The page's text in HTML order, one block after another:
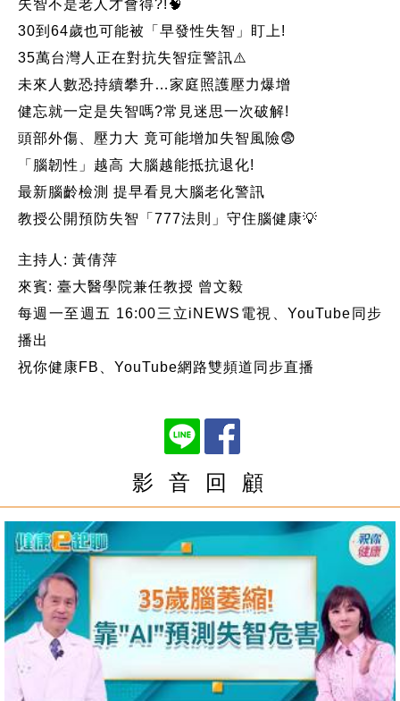
失智不是老人才會得?!🧠
30到64歲也可能被「早發性失智」盯上!
35萬台灣人正在對抗失智症警訊⚠️
未來人數恐持續攀升…家庭照護壓力爆增
健忘就一定是失智嗎?常見迷思一次破解!
頭部外傷、壓力大 竟可能增加失智風險😨
「腦韌性」越高 大腦越能抵抗退化!
最新腦齡檢測 提早看見大腦老化警訊
教授公開預防失智「777法則」守住腦健康💡
主持人: 黃倩萍
來賓: 臺大醫學院兼任教授 曾文毅
每週一至週五 16:00三立iNEWS電視、YouTube同步
播出
祝你健康FB、YouTube網路雙頻道同步直播
影 音 回 顧